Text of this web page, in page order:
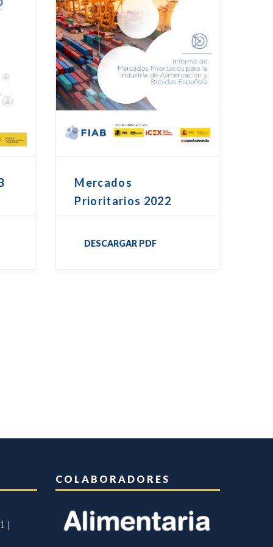
Mercados
Prioritarios 2022
DESCARGAR PDF
|
COLABORADORES